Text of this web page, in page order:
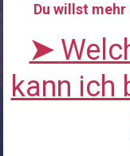
Du willst
➤
kann ich